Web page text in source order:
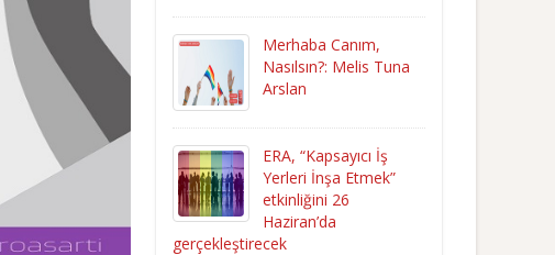
Merhaba Canım,
Nasılsın?: Melis Tuna
Arslan
ERA, “Kapsayıcı İş
Yerleri İnşa Etmek”
etkinliğini 26
Haziran’da
gerçekleştirecek